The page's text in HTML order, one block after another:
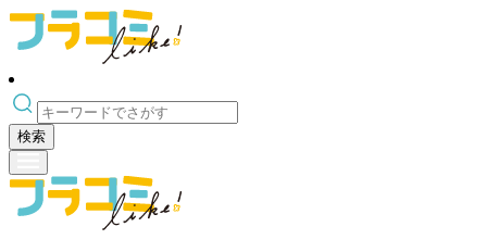
検索